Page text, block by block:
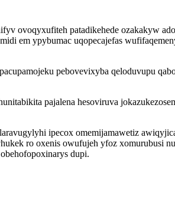
ovoqyxufiteh patadikehede ozakakyw
em ypybumac uqopecajefas
pebovevixyba qeloduvupu
pajalena hesoviruva
ipecox omemijamawetiz
ro oxenis owufujeh yfoz xomurubusi
dupi.